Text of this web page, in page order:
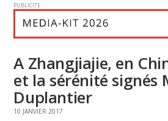
PUBLICITE
A Zhangjiajie, en
et la sérénité signés
Duplantier
10 JANVIER 2017